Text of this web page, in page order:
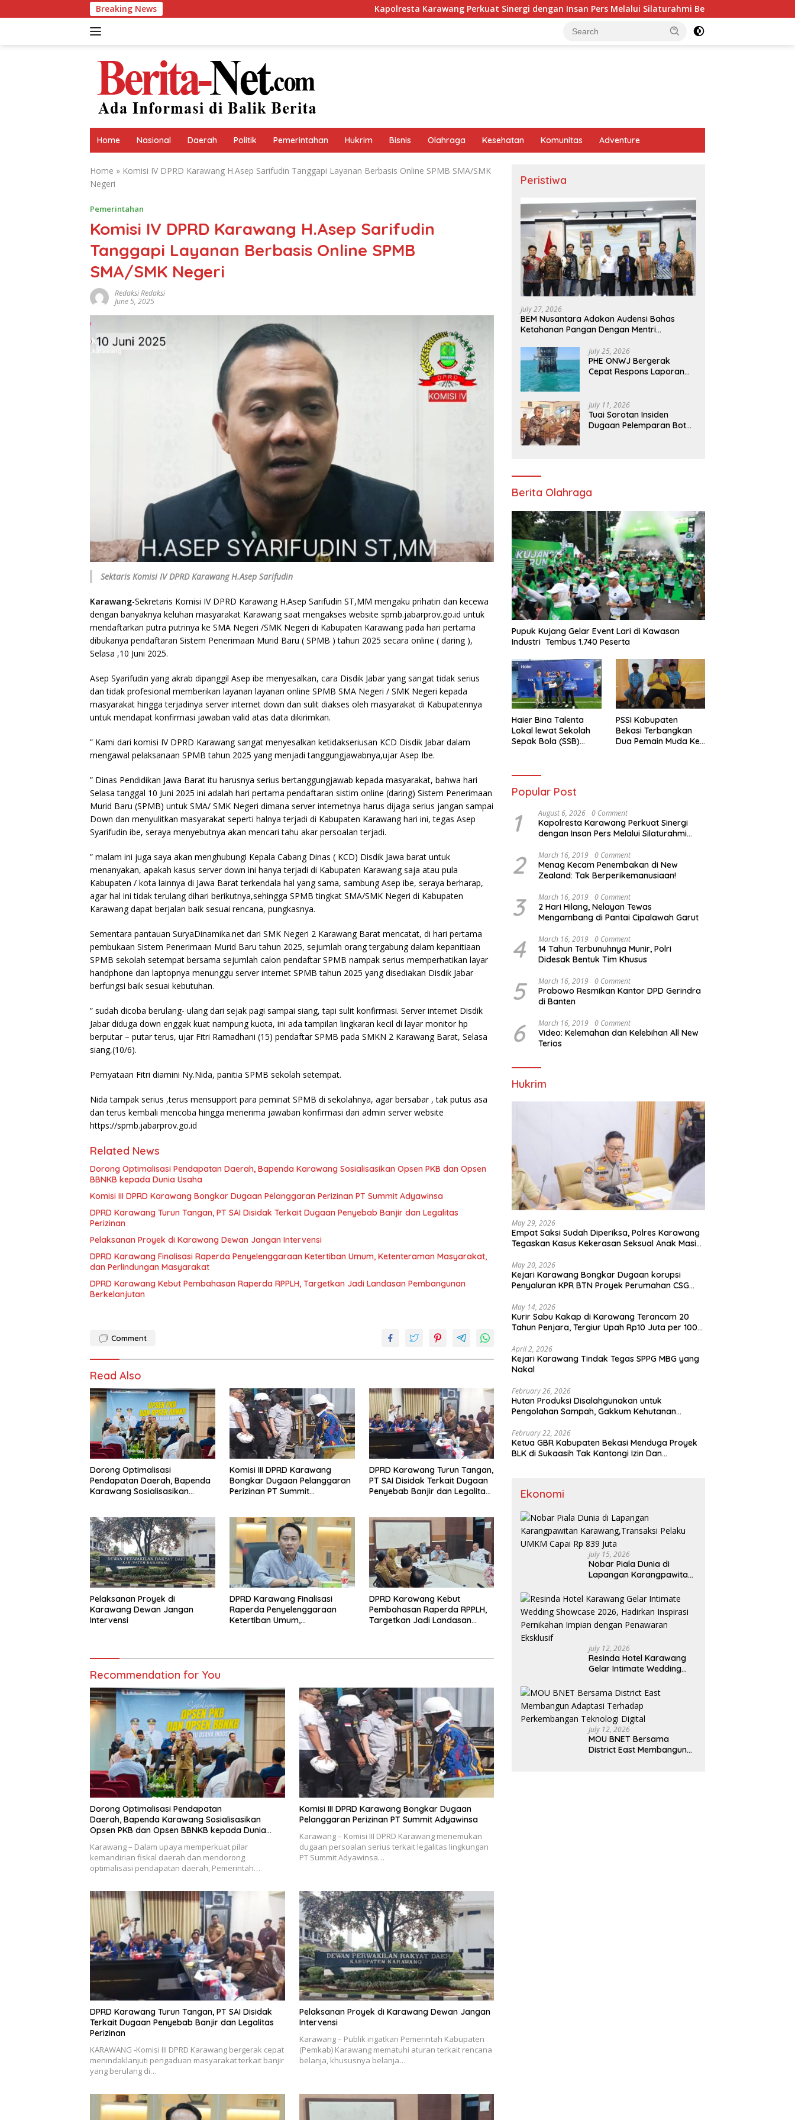
to
Breaking News Kapolresta Karawang Perkuat Sinergi dengan Insan Pers Melalui Silaturahmi Bersama Media
Home Nasional Daerah Politik Pemerintahan Hukrim Bisnis Olahraga Kesehatan Komunitas Adventure
Home » Komisi IV DPRD Karawang H.Asep Sarifudin Tanggapi Layanan Berbasis Online SPMB SMA/SMK
Negeri
Pemerintahan
Komisi IV DPRD Karawang H.Asep Sarifudin
Tanggapi Layanan Berbasis Online SPMB
SMA/SMK Negeri
Redaksi Redaksi
June 5, 2025
Sektaris Komisi IV DPRD Karawang H.Asep Sarifudin
Karawang-Sekretaris Komisi IV DPRD Karawang H.Asep Sarifudin ST,MM mengaku prihatin dan kecewa
dengan banyaknya keluhan masyarakat Karawang saat mengakses website spmb.jabarprov.go.id untuk
mendaftarkan putra putrinya ke SMA Negeri /SMK Negeri di Kabupaten Karawang pada hari pertama
dibukanya pendaftaran Sistem Penerimaan Murid Baru ( SPMB ) tahun 2025 secara online ( daring ),
Selasa ,10 Juni 2025.
Asep Syarifudin yang akrab dipanggil Asep ibe menyesalkan, cara Disdik Jabar yang sangat tidak serius
dan tidak profesional memberikan layanan layanan online SPMB SMA Negeri / SMK Negeri kepada
masyarakat hingga terjadinya server internet down dan sulit diakses oleh masyarakat di Kabupatennya
untuk mendapat konfirmasi jawaban valid atas data dikirimkan.
” Kami dari komisi IV DPRD Karawang sangat menyesalkan ketidakseriusan KCD Disdik Jabar dalam
mengawal pelaksanaan SPMB tahun 2025 yang menjadi tanggungjawabnya,ujar Asep Ibe.
” Dinas Pendidikan Jawa Barat itu harusnya serius bertanggungjawab kepada masyarakat, bahwa hari
Selasa tanggal 10 Juni 2025 ini adalah hari pertama pendaftaran sistim online (daring) Sistem Penerimaan
Murid Baru (SPMB) untuk SMA/ SMK Negeri dimana server internetnya harus dijaga serius jangan sampai
Down dan menyulitkan masyarakat seperti halnya terjadi di Kabupaten Karawang hari ini, tegas Asep
Syarifudin ibe, seraya menyebutnya akan mencari tahu akar persoalan terjadi.
” malam ini juga saya akan menghubungi Kepala Cabang Dinas ( KCD) Disdik Jawa barat untuk
menanyakan, apakah kasus server down ini hanya terjadi di Kabupaten Karawang saja atau pula
Kabupaten / kota lainnya di Jawa Barat terkendala hal yang sama, sambung Asep ibe, seraya berharap,
agar hal ini tidak terulang dihari berikutnya,sehingga SPMB tingkat SMA/SMK Negeri di Kabupaten
Karawang dapat berjalan baik sesuai rencana, pungkasnya.
Sementara pantauan SuryaDinamika.net dari SMK Negeri 2 Karawang Barat mencatat, di hari pertama
pembukaan Sistem Penerimaan Murid Baru tahun 2025, sejumlah orang tergabung dalam kepanitiaan
SPMB sekolah setempat bersama sejumlah calon pendaftar SPMB nampak serius memperhatikan layar
handphone dan laptopnya menunggu server internet SPMB tahun 2025 yang disediakan Disdik Jabar
berfungsi baik sesuai kebutuhan.
” sudah dicoba berulang- ulang dari sejak pagi sampai siang, tapi sulit konfirmasi. Server internet Disdik
Jabar diduga down enggak kuat nampung kuota, ini ada tampilan lingkaran kecil di layar monitor hp
berputar – putar terus, ujar Fitri Ramadhani (15) pendaftar SPMB pada SMKN 2 Karawang Barat, Selasa
siang,(10/6).
Pernyataan Fitri diamini Ny.Nida, panitia SPMB sekolah setempat.
Nida tampak serius ,terus mensupport para peminat SPMB di sekolahnya, agar bersabar , tak putus asa
dan terus kembali mencoba hingga menerima jawaban konfirmasi dari admin server website
https://spmb.jabarprov.go.id
Related News
Dorong Optimalisasi Pendapatan Daerah, Bapenda Karawang Sosialisasikan Opsen PKB dan Opsen
BBNKB kepada Dunia Usaha
Komisi III DPRD Karawang Bongkar Dugaan Pelanggaran Perizinan PT Summit Adyawinsa
DPRD Karawang Turun Tangan, PT SAI Disidak Terkait Dugaan Penyebab Banjir dan Legalitas
Perizinan
Pelaksanan Proyek di Karawang Dewan Jangan Intervensi
DPRD Karawang Finalisasi Raperda Penyelenggaraan Ketertiban Umum, Ketenteraman Masyarakat,
dan Perlindungan Masyarakat
DPRD Karawang Kebut Pembahasan Raperda RPPLH, Targetkan Jadi Landasan Pembangunan
Berkelanjutan
Comment
Read Also
Dorong Optimalisasi
Pendapatan Daerah, Bapenda
Karawang Sosialisasikan
Komisi III DPRD Karawang
Bongkar Dugaan Pelanggaran
Perizinan PT Summit
DPRD Karawang Turun Tangan,
PT SAI Disidak Terkait Dugaan
Penyebab Banjir dan Legalitas
Pelaksanan Proyek di
Karawang Dewan Jangan
Intervensi
DPRD Karawang Finalisasi
Raperda Penyelenggaraan
Ketertiban Umum,
DPRD Karawang Kebut
Pembahasan Raperda RPPLH,
Targetkan Jadi Landasan
Recommendation for You
Dorong Optimalisasi Pendapatan
Daerah, Bapenda Karawang Sosialisasikan
Opsen PKB dan Opsen BBNKB kepada Dunia
Karawang – Dalam upaya memperkuat pilar
kemandirian fiskal daerah dan mendorong
optimalisasi pendapatan daerah, Pemerintah…
Komisi III DPRD Karawang Bongkar Dugaan
Pelanggaran Perizinan PT Summit Adyawinsa
Karawang – Komisi III DPRD Karawang menemukan
dugaan persoalan serius terkait legalitas lingkungan
PT Summit Adyawinsa…
DPRD Karawang Turun Tangan, PT SAI Disidak
Terkait Dugaan Penyebab Banjir dan Legalitas
Perizinan
KARAWANG -Komisi III DPRD Karawang bergerak cepat
menindaklanjuti pengaduan masyarakat terkait banjir
yang berulang di…
Pelaksanan Proyek di Karawang Dewan Jangan
Intervensi
Karawang – Publik ingatkan Pemerintah Kabupaten
(Pemkab) Karawang mematuhi aturan terkait rencana
belanja, khususnya belanja…
Peristiwa
July 27, 2026
BEM Nusantara Adakan Audensi Bahas
Ketahanan Pangan Dengan Mentri
July 25, 2026
PHE ONWJ Bergerak
Cepat Respons Laporan
July 11, 2026
Tuai Sorotan Insiden
Dugaan Pelemparan Botol
Berita Olahraga
Pupuk Kujang Gelar Event Lari di Kawasan
Industri Tembus 1.740 Peserta
Haier Bina Talenta
Lokal lewat Sekolah
Sepak Bola (SSB)
PSSI Kabupaten
Bekasi Terbangkan
Dua Pemain Muda Ke
Popular Post
1 August 6, 2026 0 Comment
Kapolresta Karawang Perkuat Sinergi
dengan Insan Pers Melalui Silaturahmi
2 March 16, 2019 0 Comment
Menag Kecam Penembakan di New
Zealand: Tak Berperikemanusiaan!
3 March 16, 2019 0 Comment
2 Hari Hilang, Nelayan Tewas
Mengambang di Pantai Cipalawah Garut
4 March 16, 2019 0 Comment
14 Tahun Terbunuhnya Munir, Polri
Didesak Bentuk Tim Khusus
5 March 16, 2019 0 Comment
Prabowo Resmikan Kantor DPD Gerindra
di Banten
6 March 16, 2019 0 Comment
Video: Kelemahan dan Kelebihan All New
Terios
Hukrim
May 29, 2026
Empat Saksi Sudah Diperiksa, Polres Karawang
Tegaskan Kasus Kekerasan Seksual Anak Masih
May 20, 2026
Kejari Karawang Bongkar Dugaan korupsi
Penyaluran KPR BTN Proyek Perumahan CSG
May 14, 2026
Kurir Sabu Kakap di Karawang Terancam 20
Tahun Penjara, Tergiur Upah Rp10 Juta per 100
April 2, 2026
Kejari Karawang Tindak Tegas SPPG MBG yang
Nakal
February 26, 2026
Hutan Produksi Disalahgunakan untuk
Pengolahan Sampah, Gakkum Kehutanan
February 22, 2026
Ketua GBR Kabupaten Bekasi Menduga Proyek
BLK di Sukaasih Tak Kantongi Izin Dan
Ekonomi
July 15, 2026
Nobar Piala Dunia di
Lapangan Karangpawitan
Pelaku UMKM Capai Rp 839
Juta
July 12, 2026
Resinda Hotel Karawang
Gelar Intimate Wedding
Inspirasi Pernikahan
Impian dengan Penawaran
Eksklusif
July 12, 2026
MOU BNET Bersama
District East Membangun